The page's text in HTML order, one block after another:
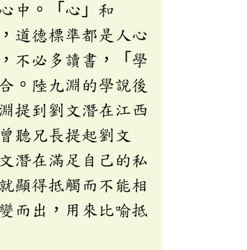
中。「心」和
道德標準都是人心
不必多讀書，「學
。陸九淵的學說後
提到劉文潛在江西
聽兄長提起劉文
潛在滿足自己的私
顯得抵觸而不能相
而出，用來比喻抵